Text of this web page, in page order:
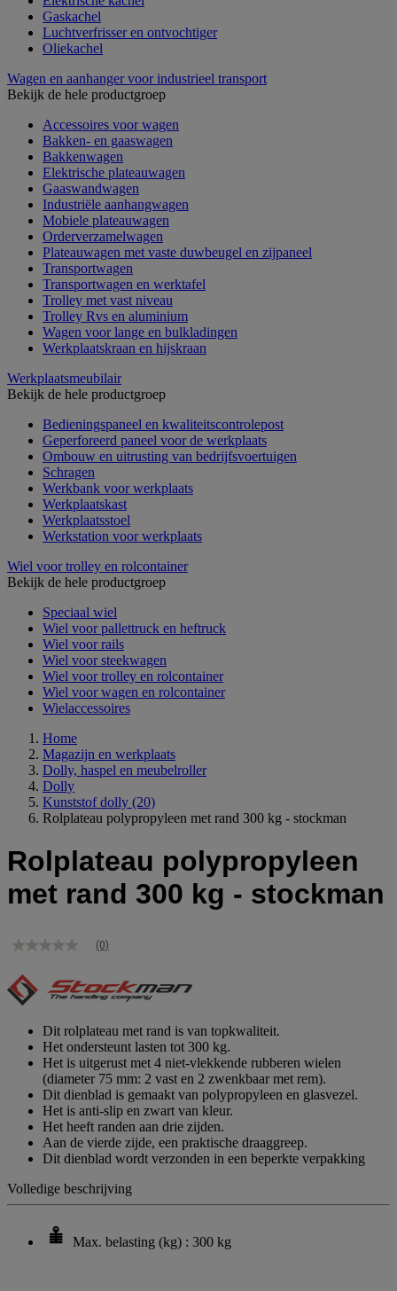
Gaskachel
Luchtverfrisser en ontvochtiger
Oliekachel
Wagen en aanhanger voor industrieel transport
Bekijk de hele productgroep
Accessoires voor wagen
Bakken- en gaaswagen
Bakkenwagen
Elektrische plateauwagen
Gaaswandwagen
Industriële aanhangwagen
Mobiele plateauwagen
Orderverzamelwagen
Plateauwagen met vaste duwbeugel en zijpaneel
Transportwagen
Transportwagen en werktafel
Trolley met vast niveau
Trolley Rvs en aluminium
Wagen voor lange en bulkladingen
Werkplaatskraan en hijskraan
Werkplaatsmeubilair
Bekijk de hele productgroep
Bedieningspaneel en kwaliteitscontrolepost
Geperforeerd paneel voor de werkplaats
Ombouw en uitrusting van bedrijfsvoertuigen
Schragen
Werkbank voor werkplaats
Werkplaatskast
Werkplaatsstoel
Werkstation voor werkplaats
Wiel voor trolley en rolcontainer
Bekijk de hele productgroep
Speciaal wiel
Wiel voor pallettruck en heftruck
Wiel voor rails
Wiel voor steekwagen
Wiel voor trolley en rolcontainer
Wiel voor wagen en rolcontainer
Wielaccessoires
Home
Magazijn en werkplaats
Dolly, haspel en meubelroller
Dolly
Kunststof dolly (20)
Rolplateau polypropyleen met rand 300 kg - stockman
Rolplateau polypropyleen
met rand 300 kg - stockman
Geen
Dezelfde
paginalink.
(0)
Dit rolplateau met rand is van topkwaliteit.
Het ondersteunt lasten tot 300 kg.
Het is uitgerust met 4 niet-vlekkende rubberen wielen
(diameter 75 mm: 2 vast en 2 zwenkbaar met rem).
Dit dienblad is gemaakt van polypropyleen en glasvezel.
Het is anti-slip en zwart van kleur.
Het heeft randen aan drie zijden.
Aan de vierde zijde, een praktische draaggreep.
Dit dienblad wordt verzonden in een beperkte verpakking
Volledige beschrijving
Max. belasting (kg) : 300 kg